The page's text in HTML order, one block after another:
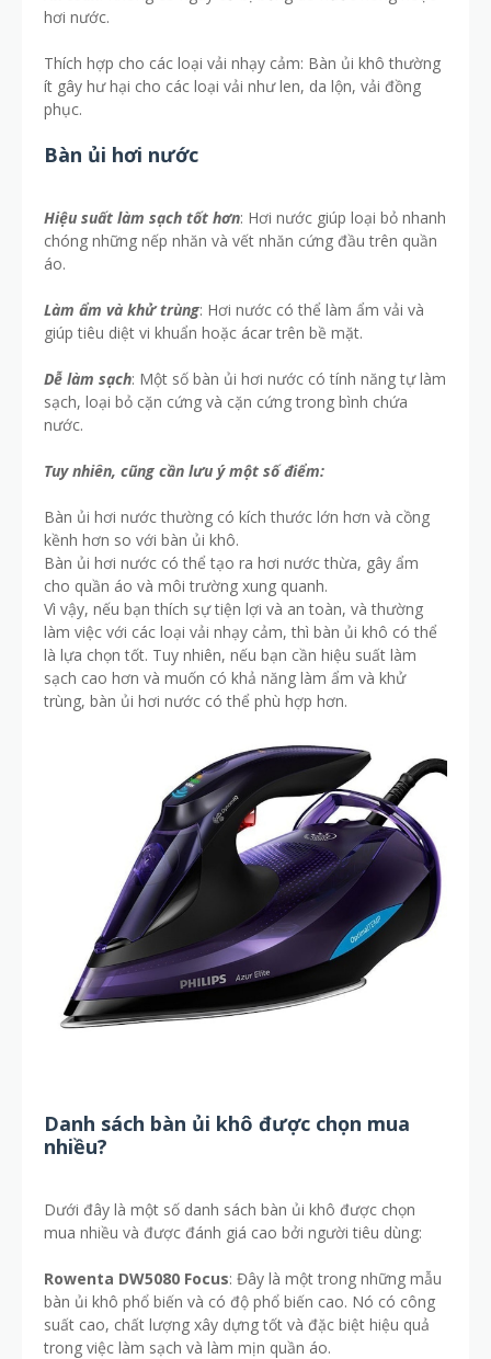
hơi nước.
Thích hợp cho các loại vải nhạy cảm: Bàn ủi khô thường
ít gây hư hại cho các loại vải như len, da lộn, vải đồng
phục.
Bàn ủi hơi nước
Hiệu suất làm sạch tốt hơn: Hơi nước giúp loại bỏ nhanh
chóng những nếp nhăn và vết nhăn cứng đầu trên quần
áo.
Làm ẩm và khử trùng: Hơi nước có thể làm ẩm vải và
giúp tiêu diệt vi khuẩn hoặc ácar trên bề mặt.
Dễ làm sạch: Một số bàn ủi hơi nước có tính năng tự làm
sạch, loại bỏ cặn cứng và cặn cứng trong bình chứa
nước.
Tuy nhiên, cũng cần lưu ý một số điểm:
Bàn ủi hơi nước thường có kích thước lớn hơn và cồng
kềnh hơn so với bàn ủi khô.
Bàn ủi hơi nước có thể tạo ra hơi nước thừa, gây ẩm
cho quần áo và môi trường xung quanh.
Vì vậy, nếu bạn thích sự tiện lợi và an toàn, và thường
làm việc với các loại vải nhạy cảm, thì bàn ủi khô có thể
là lựa chọn tốt. Tuy nhiên, nếu bạn cần hiệu suất làm
sạch cao hơn và muốn có khả năng làm ẩm và khử
trùng, bàn ủi hơi nước có thể phù hợp hơn.
Danh sách bàn ủi khô được chọn mua
nhiều?
Dưới đây là một số danh sách bàn ủi khô được chọn
mua nhiều và được đánh giá cao bởi người tiêu dùng:
Rowenta DW5080 Focus: Đây là một trong những mẫu
bàn ủi khô phổ biến và có độ phổ biến cao. Nó có công
suất cao, chất lượng xây dựng tốt và đặc biệt hiệu quả
trong việc làm sạch và làm mịn quần áo.